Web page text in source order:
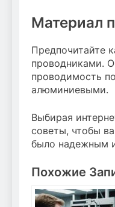
Материал
Предпочитайте
проводниками.
проводимость
алюминиевыми.
Выбирая
советы, чтобы
было надежным
Похожие